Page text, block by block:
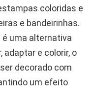
coloridas e
e bandeirinhas.
é uma alternativa
e colorir, o
decorado com
um efeito